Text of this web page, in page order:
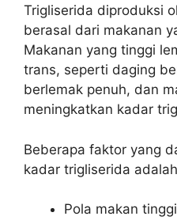
Trigliserida diproduksi
berasal dari makanan
Makanan yang tinggi
trans, seperti daging
berlemak penuh, dan
meningkatkan kadar
Beberapa faktor yang
kadar trigliserida
Pola makan